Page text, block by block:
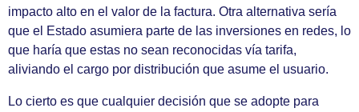
impacto alto en el valor de la factura. Otra alternativa sería
que el Estado asumiera parte de las inversiones en redes, lo
que haría que estas no sean reconocidas vía tarifa,
aliviando el cargo por distribución que asume el usuario.
Lo cierto es que cualquier decisión que se adopte para